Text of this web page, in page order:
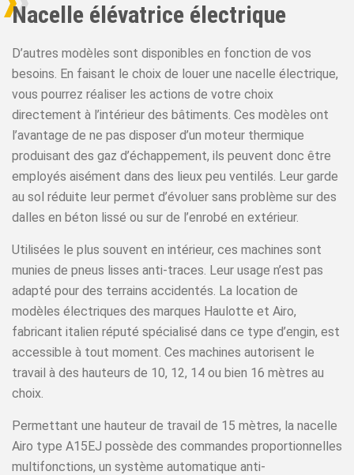
Nacelle élévatrice électrique
D’autres modèles sont disponibles en fonction de vos
besoins. En faisant le choix de louer une nacelle électrique,
vous pourrez réaliser les actions de votre choix
directement à l’intérieur des bâtiments. Ces modèles ont
l’avantage de ne pas disposer d’un moteur thermique
produisant des gaz d’échappement, ils peuvent donc être
employés aisément dans des lieux peu ventilés. Leur garde
au sol réduite leur permet d’évoluer sans problème sur des
dalles en béton lissé ou sur de l’enrobé en extérieur.
Utilisées le plus souvent en intérieur, ces machines sont
munies de pneus lisses anti-traces. Leur usage n’est pas
adapté pour des terrains accidentés. La location de
modèles électriques des marques Haulotte et Airo,
fabricant italien réputé spécialisé dans ce type d’engin, est
accessible à tout moment. Ces machines autorisent le
travail à des hauteurs de 10, 12, 14 ou bien 16 mètres au
choix.
Permettant une hauteur de travail de 15 mètres, la nacelle
Airo type A15EJ possède des commandes proportionnelles
multifonctions, un système automatique anti-